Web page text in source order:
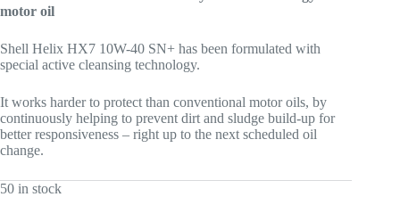
motor oil
Shell Helix HX7 10W-40 SN+ has been formulated with
special active cleansing technology.
It works harder to protect than conventional motor oils, by
continuously helping to prevent dirt and sludge build-up for
better responsiveness – right up to the next scheduled oil
change.
50 in stock